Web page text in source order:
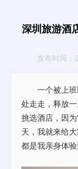
深圳旅游酒
发布时间
一个被上班
处走走，释放
挑选酒店，因
天，我就来给
都是我亲身体